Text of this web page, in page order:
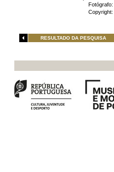
Fotógrafo:
Copyright:
RESULTADO DA PESQUISA